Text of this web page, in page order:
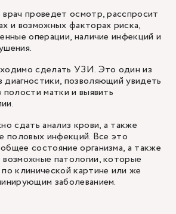
проведет осмотр, расспросит
и возможных факторах риска,
операции, наличие инфекций и
сделать УЗИ. Это один из
позволяющий увидеть
матки и выявить
сдать анализ крови, а также
половых инфекций. Все это
состояние организма, а также
патологии, которые
клинической картине или же
заболеванием.